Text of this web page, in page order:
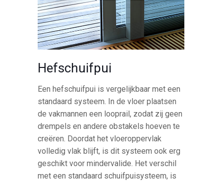
Hefschuifpui
Een hefschuifpui is vergelijkbaar met een
standaard systeem. In de vloer plaatsen
de vakmannen een looprail, zodat zij geen
drempels en andere obstakels hoeven te
creëren. Doordat het vloeroppervlak
volledig vlak blijft, is dit systeem ook erg
geschikt voor mindervalide. Het verschil
met een standaard schuifpuisysteem, is